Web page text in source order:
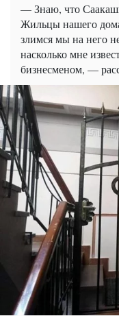
— Знаю, что
Жильцы нашего дома
злимся мы на него
насколько мне
бизнесменом, —